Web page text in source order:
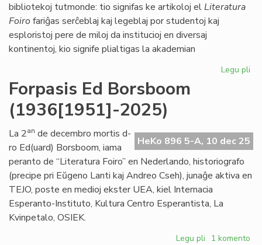
bibliotekoj tutmonde: tio signifas ke artikoloj elLiteratura
Foirofariĝas serĉeblaj kaj legeblaj por studentoj kaj
esploristoj pere de miloj da institucioj en diversaj
kontinentoj, kio signife plialtigas la akademian
Legu pli
Forpasis Ed Borsboom
(1936[1951]-2025)
HeKo 896 5-A, 10 dec 25
La 2an de decembro mortis d-
ro Ed(uard) Borsboom, iama
peranto de “Literatura Foiro” en Nederlando, historiografo
(precipe pri Eŭgeno Lanti kaj Andreo Cseh), junaĝe aktiva en
TEJO, poste en medioj ekster UEA, kiel Internacia
Esperanto-Instituto, Kultura Centro Esperantista, La
Kvinpetalo, OSIEK.
Legu pli pri1 komento